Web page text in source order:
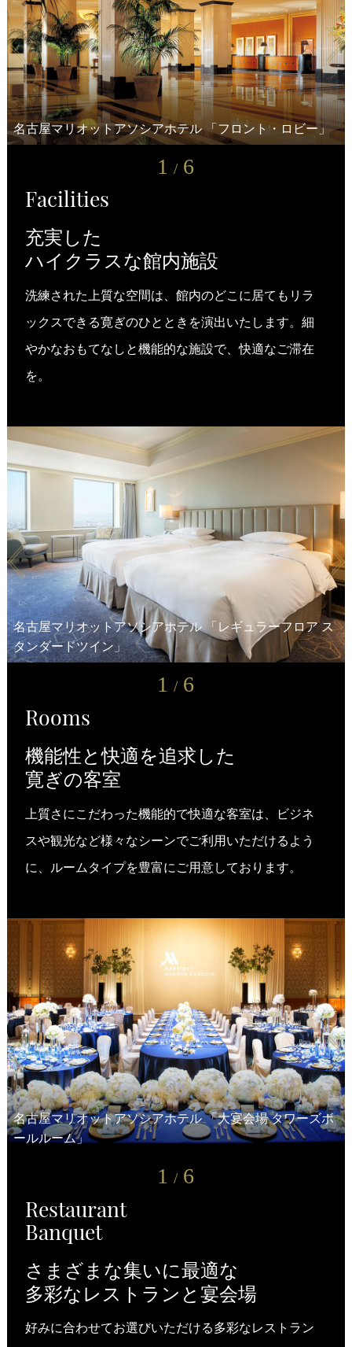
1 / 6
名古屋マリオットアソシアホテル 「フロント・ロビー」
ホテルアソシア豊橋 「ロビーラウンジ シーナリー」
ヒルトン高山リゾート
ホテルアソシア静岡 「フロント・ロビー」
ホテルアソシア新横浜 「アソシアラウンジ」
名古屋JRゲートタワーホテル 「フロント・ロビー」
Facilities
充実した
ハイクラスな館内施設
洗練された上質な空間は、館内のどこに居てもリラ
ックスできる寛ぎのひとときを演出いたします。細
やかなおもてなしと機能的な施設で、快適なご滞在
を。
1 / 6
名古屋マリオットアソシアホテル 「レギュラーフロア ス
タンダードツイン」
ホテルアソシア豊橋 「スーペリアツイン」
ヒルトン高山リゾート 「ツインゲストルーム」
ホテルアソシア静岡 「レジデンシャルスイート」
ホテルアソシア新横浜 「エグゼクティブツイン」
名古屋JRゲートタワーホテル 「デラックスコーナーツイ
ン」
Rooms
機能性と快適を追求した
寛ぎの客室
上質さにこだわった機能的で快適な客室は、ビジネ
スや観光など様々なシーンでご利用いただけるよう
に、ルームタイプを豊富にご用意しております。
1 / 6
名古屋マリオットアソシアホテル 「大宴会場 タワーズボ
ールルーム」
ホテルアソシア豊橋 「大宴会場 ザ ボールルーム」
ヒルトン高山リゾート
ホテルアソシア静岡 「大宴会場 駿府」
ホテルアソシア新横浜 「ミーティングルーム」
名古屋JRゲートタワーホテル 「レストラン ゲートハウ
ス」
Restaurant
Banquet
さまざまな集いに最適な
多彩なレストランと宴会場
好みに合わせてお選びいただける多彩なレストラン